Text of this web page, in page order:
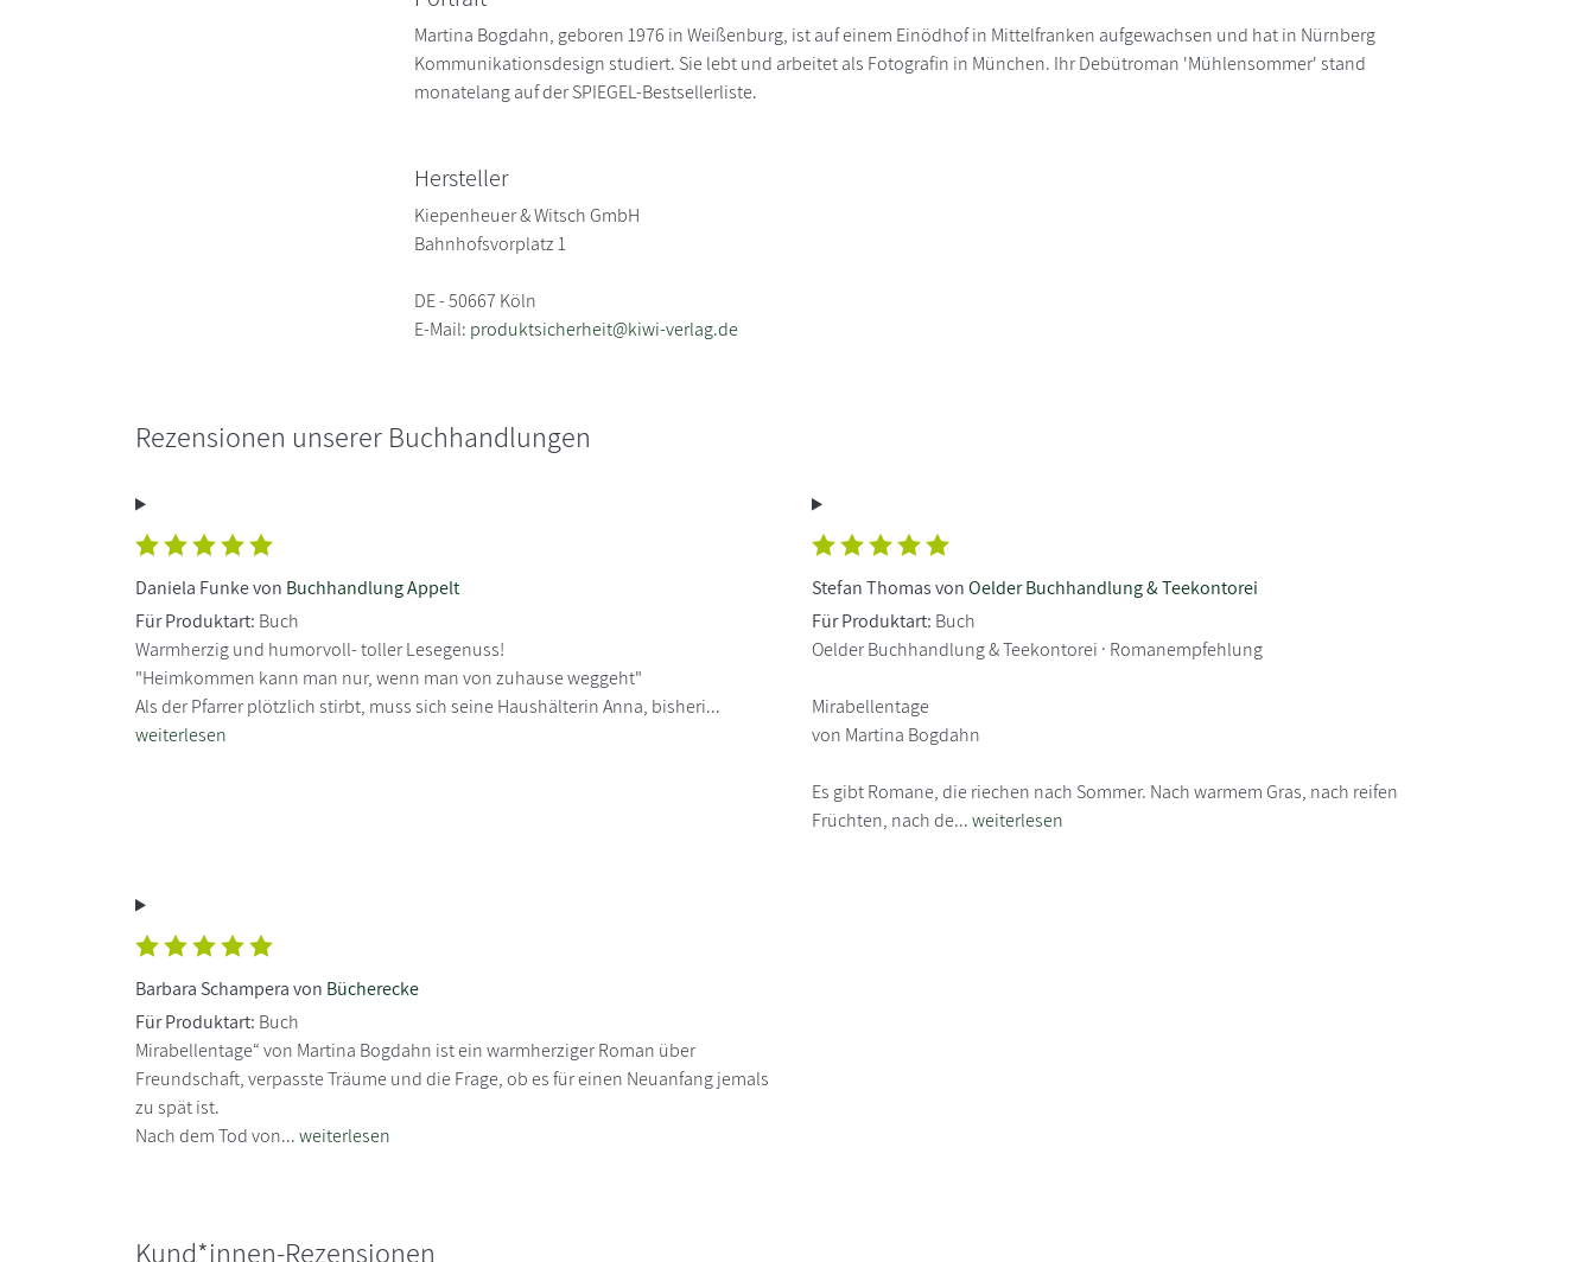
Martina Bogdahn, geboren 1976 in Weißenburg, ist auf einem Einödhof in Mittelfranken aufgewachsen und hat in Nürnberg
Kommunikationsdesign studiert. Sie lebt und arbeitet als Fotografin in München. Ihr Debütroman 'Mühlensommer' stand
monatelang auf der SPIEGEL-Bestsellerliste.
Hersteller
Kiepenheuer & Witsch GmbH
Bahnhofsvorplatz 1
DE - 50667 Köln
E-Mail: produktsicherheit@kiwi-verlag.de
Rezensionen unserer Buchhandlungen
Daniela Funke von Buchhandlung Appelt
Für Produktart: Buch
Warmherzig und humorvoll- toller Lesegenuss!
"Heimkommen kann man nur, wenn man von zuhause weggeht"
Als der Pfarrer plötzlich stirbt, muss sich seine Haushälterin Anna, bisheri...
weiterlesen
Stefan Thomas vonOelder Buchhandlung & Teekontorei
Für Produktart: Buch
Oelder Buchhandlung & Teekontorei · Romanempfehlung
Mirabellentage
von Martina Bogdahn
Es gibt Romane, die riechen nach Sommer. Nach warmem Gras, nach reifen
Früchten, nach de...weiterlesen
Barbara Schampera von Bücherecke
Für Produktart: Buch
Mirabellentage“ von Martina Bogdahn ist ein warmherziger Roman über
Freundschaft, verpasste Träume und die Frage, ob es für einen Neuanfang jemals
zu spät ist.
Nach dem Tod von...weiterlesen
Kund*innen-Rezensionen